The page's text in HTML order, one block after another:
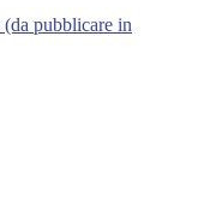
pubblicare in